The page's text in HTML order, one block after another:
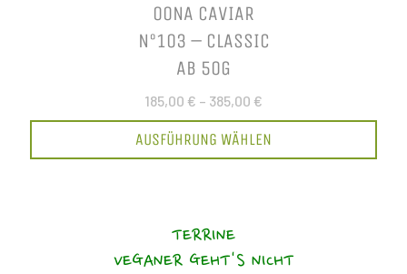
OONA CAVIAR
N°103 – CLASSIC
AB 50G
185,00 € – 385,00 €
AUSFÜHRUNG WÄHLEN
TERRINE
VEGANER GEHT'S NICHT